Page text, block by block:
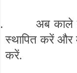
अब काले
स्थापित करें और
करें.